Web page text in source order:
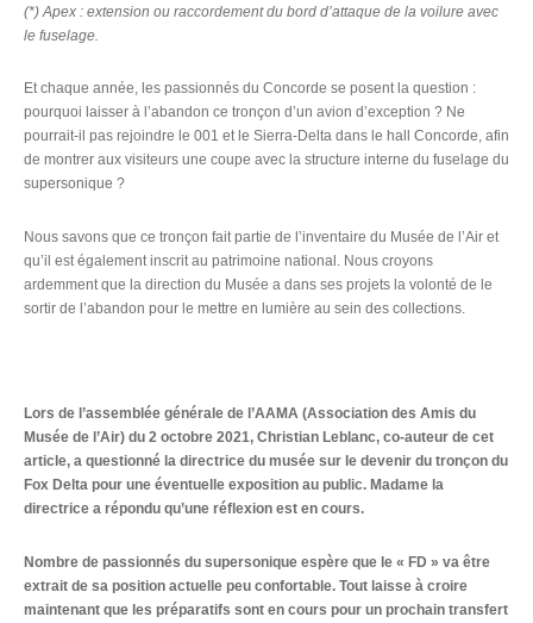
(*) Apex : extension ou raccordement du bord d’attaque de la voilure avec
le fuselage.
Et chaque année, les passionnés du Concorde se posent la question :
pourquoi laisser à l’abandon ce tronçon d’un avion d’exception ? Ne
pourrait-il pas rejoindre le 001 et le Sierra-Delta dans le hall Concorde, afin
de montrer aux visiteurs une coupe avec la structure interne du fuselage du
supersonique ?
Nous savons que ce tronçon fait partie de l’inventaire du Musée de l’Air et
qu’il est également inscrit au patrimoine national. Nous croyons
ardemment que la direction du Musée a dans ses projets la volonté de le
sortir de l’abandon pour le mettre en lumière au sein des collections.
Lors de l’assemblée générale de l’AAMA (Association des Amis du
Musée de l’Air) du 2 octobre 2021, Christian Leblanc, co-auteur de cet
article, a questionné la directrice du musée sur le devenir du tronçon du
Fox Delta pour une éventuelle exposition au public. Madame la
directrice a répondu qu’une réflexion est en cours.
Nombre de passionnés du supersonique espère que le « FD » va être
extrait de sa position actuelle peu confortable. Tout laisse à croire
maintenant que les préparatifs sont en cours pour un prochain transfert